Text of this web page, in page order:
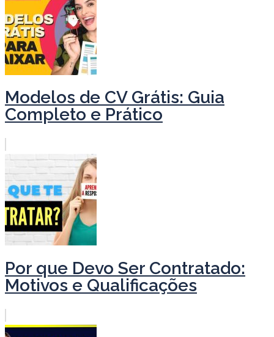
Modelos de CV Grátis: Guia
Completo e Prático
Por que Devo Ser Contratado:
Motivos e Qualificações